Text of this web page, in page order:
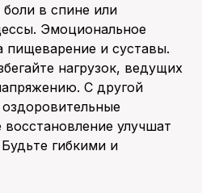
в спине или
Эмоциональное
пищеварение и суставы.
нагрузок, ведущих
С другой
улучшат
гибкими и